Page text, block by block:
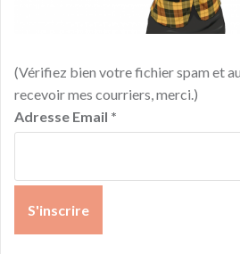
(Vérifiez bien votre fichier spam et
recevoir mes courriers, merci.)
Adresse Email *